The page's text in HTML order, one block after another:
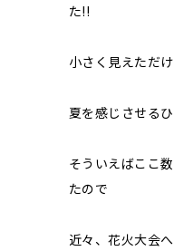
た!!
小さく見えただ
夏を感じさせる
そういえばここ
たので
近々、花火大会